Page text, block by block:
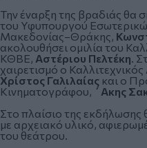
Την έναρξη της βραδιάς θα
του Υφυπουργού
Μακεδονίας–Θράκης,
ακολουθήσει ομιλία του
ΚΘΒΕ, Αστέριου Πελτέκη.
χαιρετισμό ο
Χρίστος Γαλιλαίας και ο
Κινηματογράφου, ΄Ακης
Στο πλαίσιο της εκδήλωσης
με αρχειακό υλικό,
του θεάτρου.